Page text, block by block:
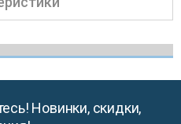
Новинки, скидки,